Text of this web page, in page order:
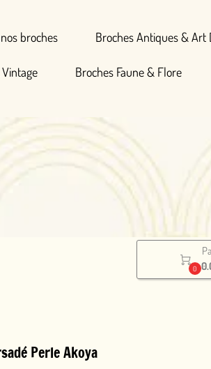
Antiques & Art Deco
Faune & Flore Broches Signées